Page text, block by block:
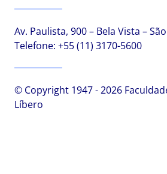
Av. Paulista, 900 – Bela Vista –
Telefone: +55 (11) 3170-5600
© Copyright 1947 - 2026
Líbero